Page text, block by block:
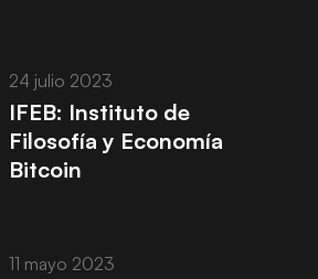
24 julio 2023
IFEB: Instituto de
Filosofía y Economía
Bitcoin
11 mayo 2023